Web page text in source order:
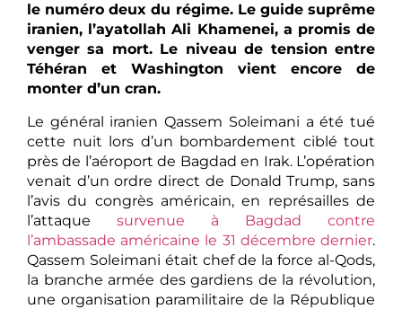
le numéro deux du régime. Le guide suprême
iranien, l’ayatollah Ali Khamenei, a promis de
venger sa mort. Le niveau de tension entre
Téhéran et Washington vient encore de
monter d’un cran.
Le général iranien Qassem Soleimani a été tué
cette nuit lors d’un bombardement ciblé tout
près de l’aéroport de Bagdad en Irak. L’opération
venait d’un ordre direct de Donald Trump, sans
l’avis du congrès américain, en représailles de
l’attaque survenue à Bagdad contre
l’ambassade américaine le 31 décembre dernier.
Qassem Soleimani était chef de la force al-Qods,
la branche armée des gardiens de la révolution,
une organisation paramilitaire de la République